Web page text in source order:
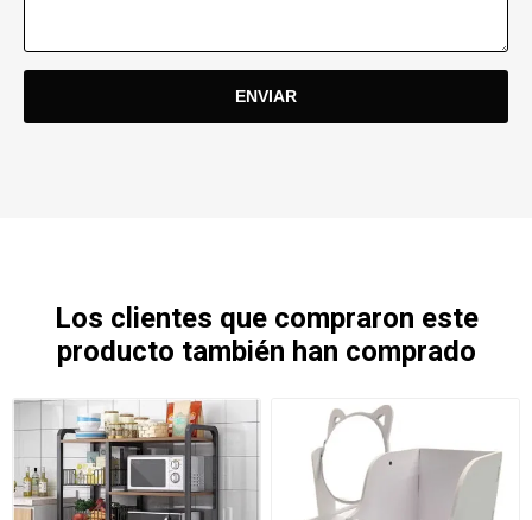
Los clientes que compraron este
producto también han comprado